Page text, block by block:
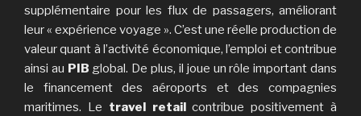
supplémentaire pour les flux de passagers, améliorant
leur « expérience voyage ». C’est une réelle production de
valeur quant à l’activité économique, l’emploi et contribue
ainsi au PIB global. De plus, il joue un rôle important dans
le financement des aéroports et des compagnies
maritimes. Le travel retailcontribue positivement à